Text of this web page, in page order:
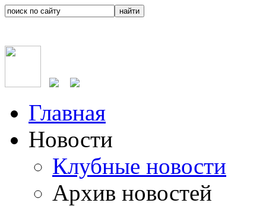
Главная
Новости
Клубные новости
Архив новостей